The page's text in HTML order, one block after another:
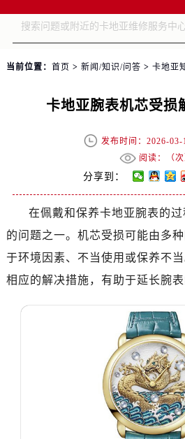
当前位置： 首页 > 新闻/知识/问答 > 卡地亚
卡地亚腕表机芯受损
发布时间：2026-03-
阅读：（次
分享到：
在佩戴和保养卡地亚腕表的
的问题之一。机芯受损可能由多
于环境因素、不当使用或保养不
相应的解决措施，有助于延长腕表